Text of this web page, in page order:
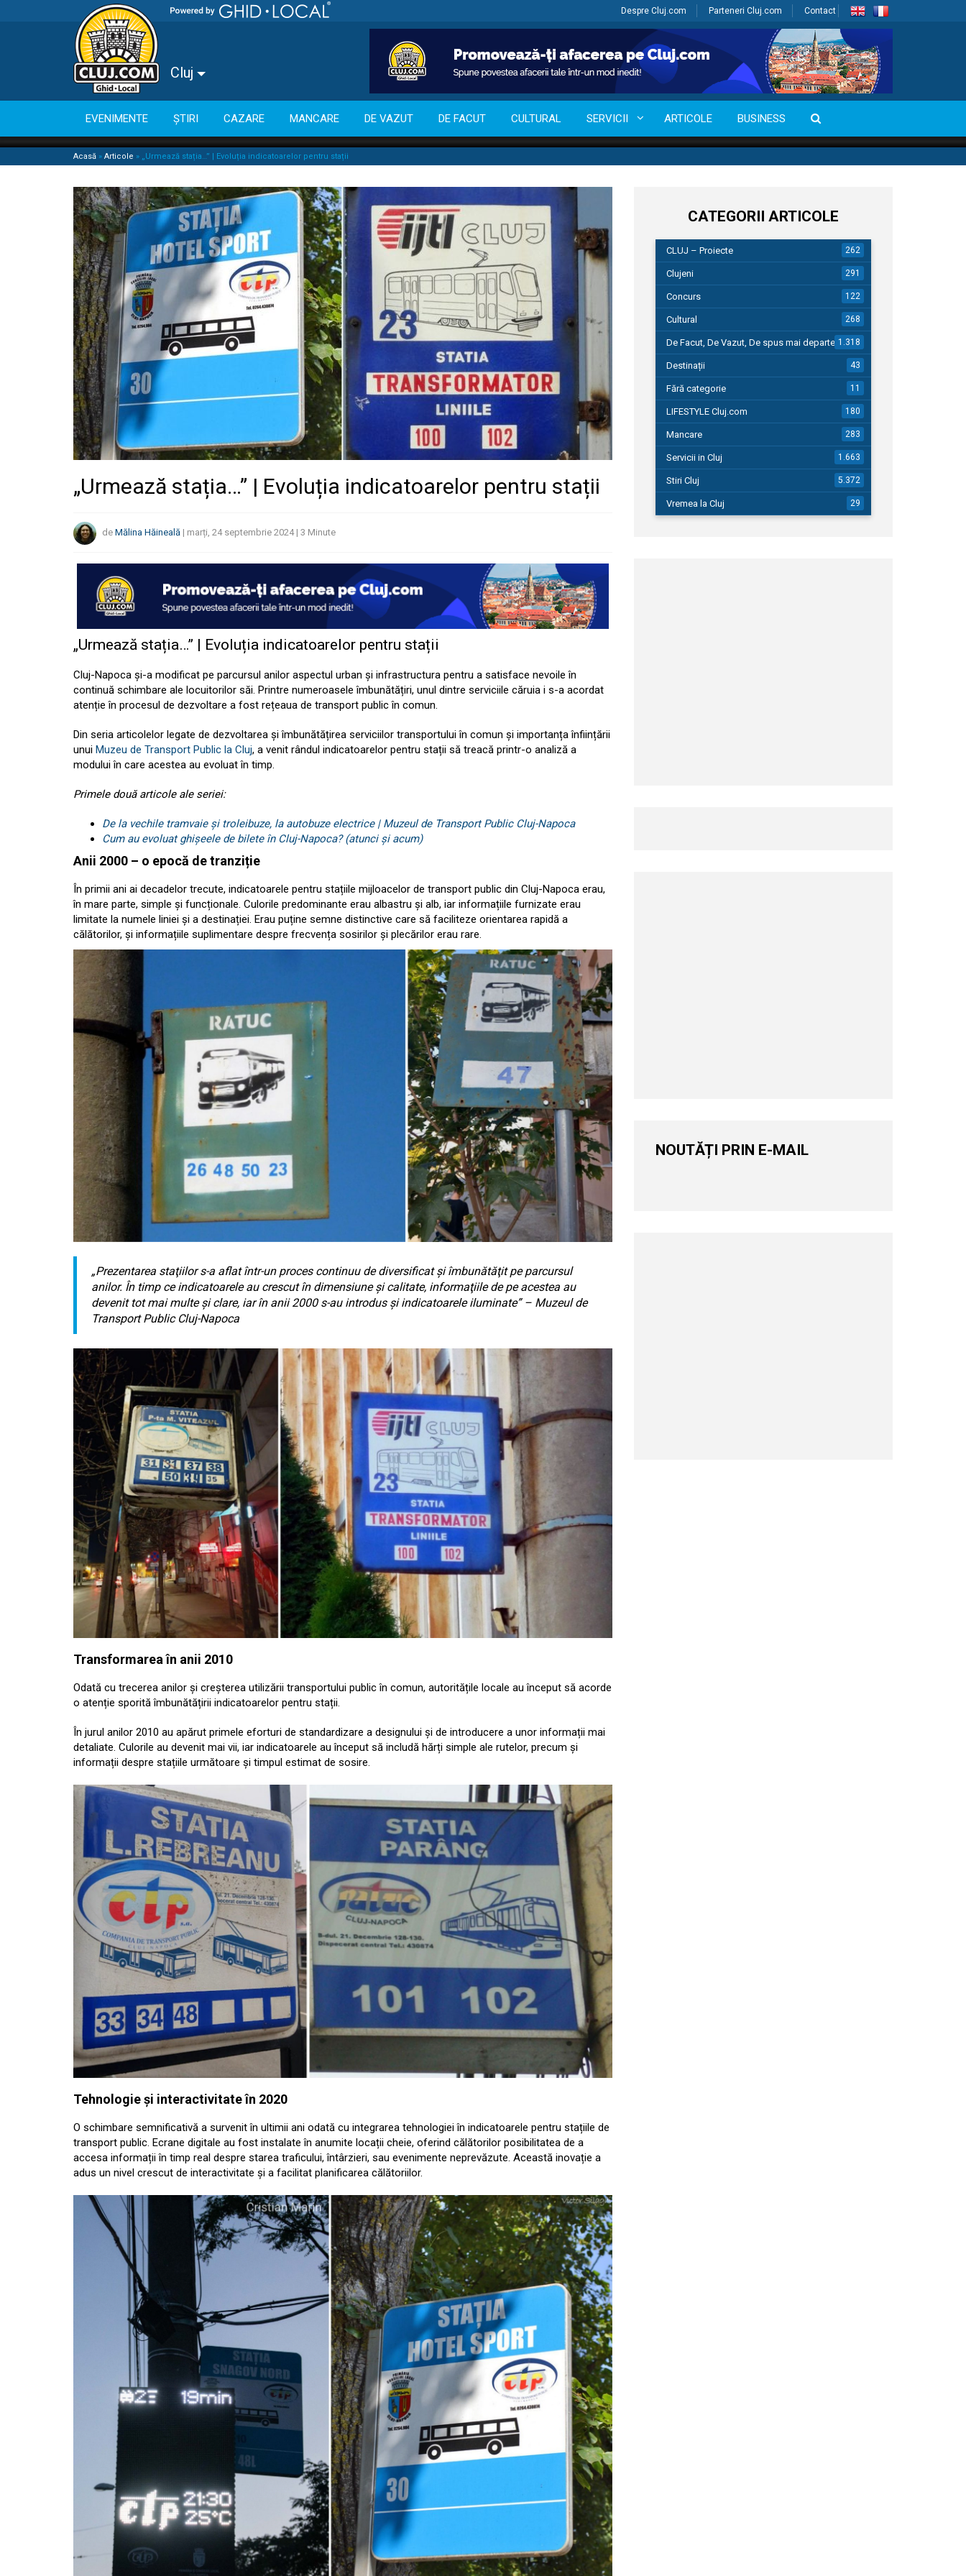
Despre Cluj.com Parteneri Cluj.com Contact
Cluj
EVENIMENTE ȘTIRI CAZARE MANCARE DE VAZUT DE FACUT CULTURAL SERVICII ARTICOLE BUSINESS
Acasă » Articole » „Urmează stația…” | Evoluția indicatoarelor pentru stații
„Urmează stația…” | Evoluția indicatoarelor pentru stații
de Mălina Hăineală | marți, 24 septembrie 2024| 3 Minute
„Urmează stația…” | Evoluția indicatoarelor pentru stații
Cluj-Napoca și-a modificat pe parcursul anilor aspectul urban și infrastructura pentru a satisface nevoile în
continuă schimbare ale locuitorilor săi. Printre numeroasele îmbunătățiri, unul dintre serviciile căruia i s-a acordat
atenție în procesul de dezvoltare a fost rețeaua de transport public în comun.
Din seria articolelor legate de dezvoltarea și îmbunătățirea serviciilor transportului în comun și importanța înființării
unui Muzeu de Transport Public la Cluj, a venit rândul indicatoarelor pentru stații să treacă printr-o analiză a
modului în care acestea au evoluat în timp.
Primele două articole ale seriei:
De la vechile tramvaie și troleibuze, la autobuze electrice | Muzeul de Transport Public Cluj-Napoca
Cum au evoluat ghișeele de bilete în Cluj-Napoca? (atunci și acum)
Anii 2000 – o epocă de tranziție
În primii ani ai decadelor trecute, indicatoarele pentru stațiile mijloacelor de transport public din Cluj-Napoca erau,
în mare parte, simple și funcționale. Culorile predominante erau albastru și alb, iar informațiile furnizate erau
limitate la numele liniei și a destinației. Erau puține semne distinctive care să faciliteze orientarea rapidă a
călătorilor, și informațiile suplimentare despre frecvența sosirilor și plecărilor erau rare.
„Prezentarea staţiilor s-a aflat într-un proces continuu de diversificat şi îmbunătăţit pe parcursul
anilor. În timp ce indicatoarele au crescut în dimensiune și calitate, informaţiile de pe acestea au
devenit tot mai multe şi clare, iar în anii 2000 s-au introdus și indicatoarele iluminate” – Muzeul de
Transport Public Cluj-Napoca
Transformarea în anii 2010
Odată cu trecerea anilor și creșterea utilizării transportului public în comun, autoritățile locale au început să acorde
o atenție sporită îmbunătățirii indicatoarelor pentru stații.
În jurul anilor 2010 au apărut primele eforturi de standardizare a designului și de introducere a unor informații mai
detaliate. Culorile au devenit mai vii, iar indicatoarele au început să includă hărți simple ale rutelor, precum și
informații despre stațiile următoare și timpul estimat de sosire.
Tehnologie și interactivitate în 2020
O schimbare semnificativă a survenit în ultimii ani odată cu integrarea tehnologiei în indicatoarele pentru stațiile de
transport public. Ecrane digitale au fost instalate în anumite locații cheie, oferind călătorilor posibilitatea de a
accesa informații în timp real despre starea traficului, întârzieri, sau evenimente neprevăzute. Această inovație a
adus un nivel crescut de interactivitate și a facilitat planificarea călătoriilor.
CATEGORII ARTICOLE
CLUJ – Proiecte 262
Clujeni 291
Concurs 122
Cultural 268
De Facut, De Vazut, De spus mai departe…1.318
Destinații 43
Fără categorie 11
LIFESTYLE Cluj.com 180
Mancare 283
Servicii in Cluj 1.663
Stiri Cluj 5.372
Vremea la Cluj 29
NOUTĂȚI PRIN E-MAIL